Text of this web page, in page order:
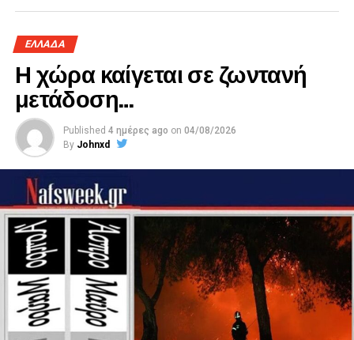
Η Γραμματέας
Κόκλα Κατερίνα
ΕΛΛΑΔΑ
Η χώρα καίγεται σε ζωντανή
μετάδοση…
Published 4 ημέρες ago on 04/08/2026
By Johnxd